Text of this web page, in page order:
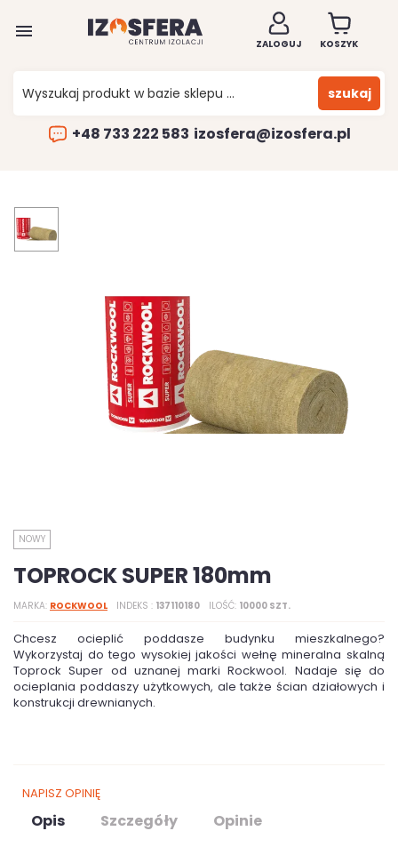

ZALOGUJ KOSZYK
szukaj
+48 733 222 583 izosfera@izosfera.pl
NOWY
TOPROCK SUPER 180mm
MARKA ROCKWOOL INDEKS 137110180 ILOŚĆ 10000 SZT.
Chcesz ocieplić poddasze budynku mieszkalnego?
Wykorzystaj do tego wysokiej jakości wełnę mineralna skalną
Toprock Super od uznanej marki Rockwool. Nadaje się do
ocieplania poddaszy użytkowych, ale także ścian działowych i
konstrukcji drewnianych.
NAPISZ OPINIĘ
Opis Szczegóły
Opinie